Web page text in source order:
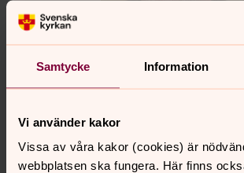
Samtycke Information
Vi använder kakor
Vissa av våra kakor (cookies) är
webbplatsen ska fungera. Här finns
Bertil Lupond
Simrishamns församling
E-post: